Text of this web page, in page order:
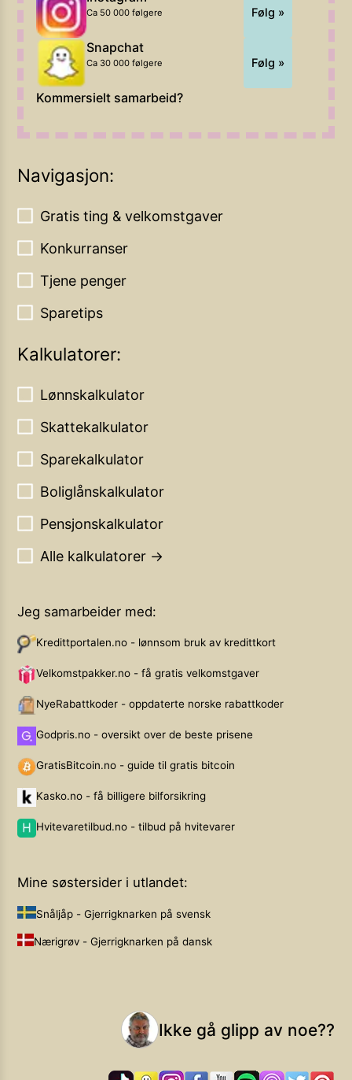
Ca 50 000 følgere Følg »
Snapchat
Ca 30 000 følgere Følg »
Kommersielt samarbeid?
Navigasjon:
Gratis ting & velkomstgaver
Konkurranser
Tjene penger
Sparetips
Kalkulatorer:
Lønnskalkulator
Skattekalkulator
Sparekalkulator
Boliglånskalkulator
Pensjonskalkulator
Alle kalkulatorer →
Jeg samarbeider med:
Kredittportalen.no - lønnsom bruk av kredittkort
Velkomstpakker.no - få gratis velkomstgaver
NyeRabattkoder - oppdaterte norske rabattkoder
Godpris.no - oversikt over de beste prisene
GratisBitcoin.no - guide til gratis bitcoin
Kasko.no - få billigere bilforsikring
Hvitevaretilbud.no - tilbud på hvitevarer
Mine søstersider i utlandet:
Snåljåp - Gjerrigknarken på svensk
Nærigrøv - Gjerrigknarken på dansk
Ikke gå glipp av noe??